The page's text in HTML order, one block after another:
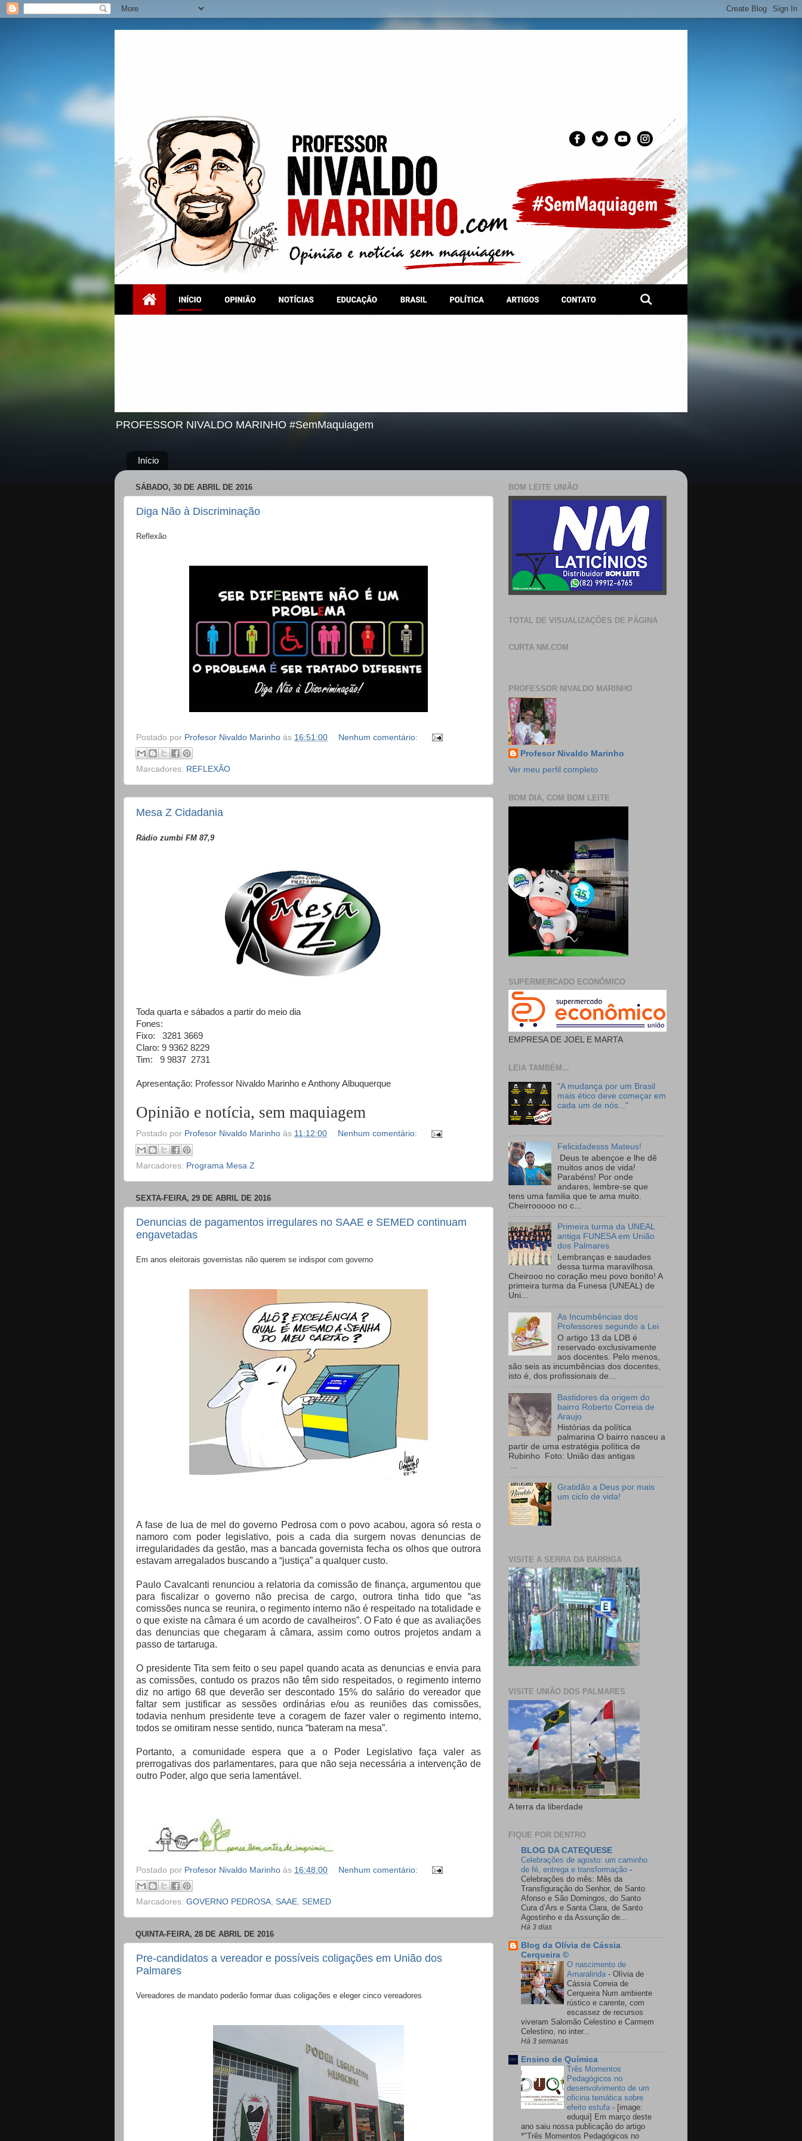
PROFESSOR NIVALDO MARINHO #SemMaquiagem
Início
SÁBADO, 30 DE ABRIL DE 2016
Diga Não à Discriminação
Reflexão
Postado por Profesor Nivaldo Marinho às 16:51:00 Nenhum comentário:
Marcadores: REFLEXÃO
Mesa Z Cidadania
Rádio zumbi FM 87,9
Toda quarta e sábados a partir do meio dia
Fones:
Fixo: 3281 3669
Claro: 9 9362 8229
Tim: 9 9837 2731
Apresentação: Professor Nivaldo Marinho e Anthony Albuquerque
Opinião e notícia, sem maquiagem
Postado por Profesor Nivaldo Marinho às 11:12:00 Nenhum comentário:
Marcadores: Programa Mesa Z
SEXTA-FEIRA, 29 DE ABRIL DE 2016
Denuncias de pagamentos irregulares no SAAE e SEMED continuam
engavetadas
Em anos eleitorais governistas não querem se indispor com governo
A fase de lua de mel do governo Pedrosa com o povo acabou, agora só resta o
namoro com poder legislativo, pois a cada dia surgem novas denuncias de
irregularidades da gestão, mas a bancada governista fecha os olhos que outrora
estavam arregalados buscando a “justiça” a qualquer custo.
Paulo Cavalcanti renunciou a relatoria da comissão de finança, argumentou que
para fiscalizar o governo não precisa de cargo, outrora tinha tido que “as
comissões nunca se reunira, o regimento interno não é respeitado na totalidade e
o que existe na câmara é um acordo de cavalheiros”. O Fato é que as avaliações
das denuncias que chegaram à câmara, assim como outros projetos andam a
passo de tartaruga.
O presidente Tita sem feito o seu papel quando acata as denuncias e envia para
as comissões, contudo os prazos não têm sido respeitados, o regimento interno
diz no artigo 68 que deverão ser descontado 15% do salário do vereador que
faltar sem justificar as sessões ordinárias e/ou as reuniões das comissões,
todavia nenhum presidente teve a coragem de fazer valer o regimento interno,
todos se omitiram nesse sentido, nunca “bateram na mesa”.
Portanto, a comunidade espera que a o Poder Legislativo faça valer as
prerrogativas dos parlamentares, para que não seja necessária a intervenção de
outro Poder, algo que seria lamentável.
Postado por Profesor Nivaldo Marinho às 16:48:00 Nenhum comentário:
Marcadores: GOVERNO PEDROSA, SAAE, SEMED
QUINTA-FEIRA, 28 DE ABRIL DE 2016
Pre-candidatos a vereador e possíveis coligações em União dos
Palmares
Vereadores de mandato poderão formar duas coligações e eleger cinco vereadores
BOM LEITE UNIÃO
TOTAL DE VISUALIZAÇÕES DE PÁGINA
CURTA NM.COM
PROFESSOR NIVALDO MARINHO
Profesor Nivaldo Marinho
Ver meu perfil completo
BOM DIA, COM BOM LEITE
SUPERMERCADO ECONÔMICO
EMPRESA DE JOEL E MARTA
LEIA TAMBÉM...
"A mudança por um Brasil
mais ético deve começar em
cada um de nós..."
Felicidadesss Mateus!
Deus te abençoe e lhe dê
muitos anos de vida!
Parabéns! Por onde
andares, lembre-se que
tens uma familia que te ama muito.
Cheirrooooo no c...
Primeira turma da UNEAL
antiga FUNESA em União
dos Palmares
Lembranças e saudades
dessa turma maravilhosa.
Cheirooo no coração meu povo bonito! A
primeira turma da Funesa (UNEAL) de
Uni...
As Incumbências dos
Professores segundo a Lei
O artigo 13 da LDB é
reservado exclusivamente
aos docentes. Pelo menos,
são seis as incumbências dos docentes,
isto é, dos profissionais de...
Bastidores da origem do
bairro Roberto Correia de
Araujo
Histórias da política
palmarina O bairro nasceu a
partir de uma estratégia política de
Rubinho Foto: União das antigas
...
Gratidão a Deus por mais
um ciclo de vida!
VISITE A SERRA DA BARRIGA
VISITE UNIÃO DOS PALMARES
A terra da liberdade
FIQUE POR DENTRO
BLOG DA CATEQUESE
Celebrações de agosto: um caminho
de fé, entrega e transformação -
Celebrações do mês: Mês da
Transfiguração do Senhor, de Santo
Afonso e São Domingos, do Santo
Cura d’Ars e Santa Clara, de Santo
Agostinho e da Assunção de...
Há 3 dias
Blog da Olívia de Cássia
Cerqueira ©
O nascimento de
Amaralinda - Olívia de
Cássia Correia de
Cerqueira Num ambiente
rústico e carente, com
escassez de recursos
viveram Salomão Celestino e Carmem
Celestino, no inter...
Há 3 semanas
Ensino de Química
Três Momentos
Pedagógicos no
desenvolvimento de um
oficina temática sobre
efeito estufa - [image:
eduqui] Em março deste
ano saiu nossa publicação do artigo
*"Três Momentos Pedagógicos no